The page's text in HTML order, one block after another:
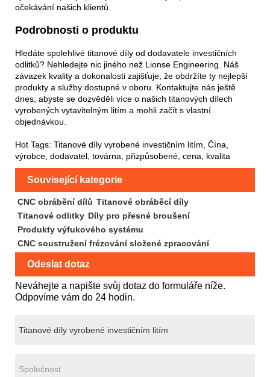
očekávání našich klientů.
Podrobnosti o produktu
Hledáte spolehlivé titanové díly od dodavatele investičních
odlitků? Nehledejte nic jiného než Lionse Engineering. Náš
závazek kvality a dokonalosti zajišťuje, že obdržíte ty nejlepší
produkty a služby dostupné v oboru. Kontaktujte nás ještě
dnes, abyste se dozvěděli více o našich titanových dílech
vyrobených vytavitelným litím a mohli začít s vlastní
objednávkou.
Hot Tags: Titanové díly vyrobené investičním litím, Čína,
výrobce, dodavatel, továrna, přizpůsobené, cena, kvalita
Související kategorie
CNC obrábění dílů Titanové obráběcí díly
Titanové odlitky Díly pro přesné broušení
Produkty výfukového systému
CNC soustružení frézování složené zpracování
Odeslat dotaz
Neváhejte a napište svůj dotaz do formuláře níže.
Odpovíme vám do 24 hodin.